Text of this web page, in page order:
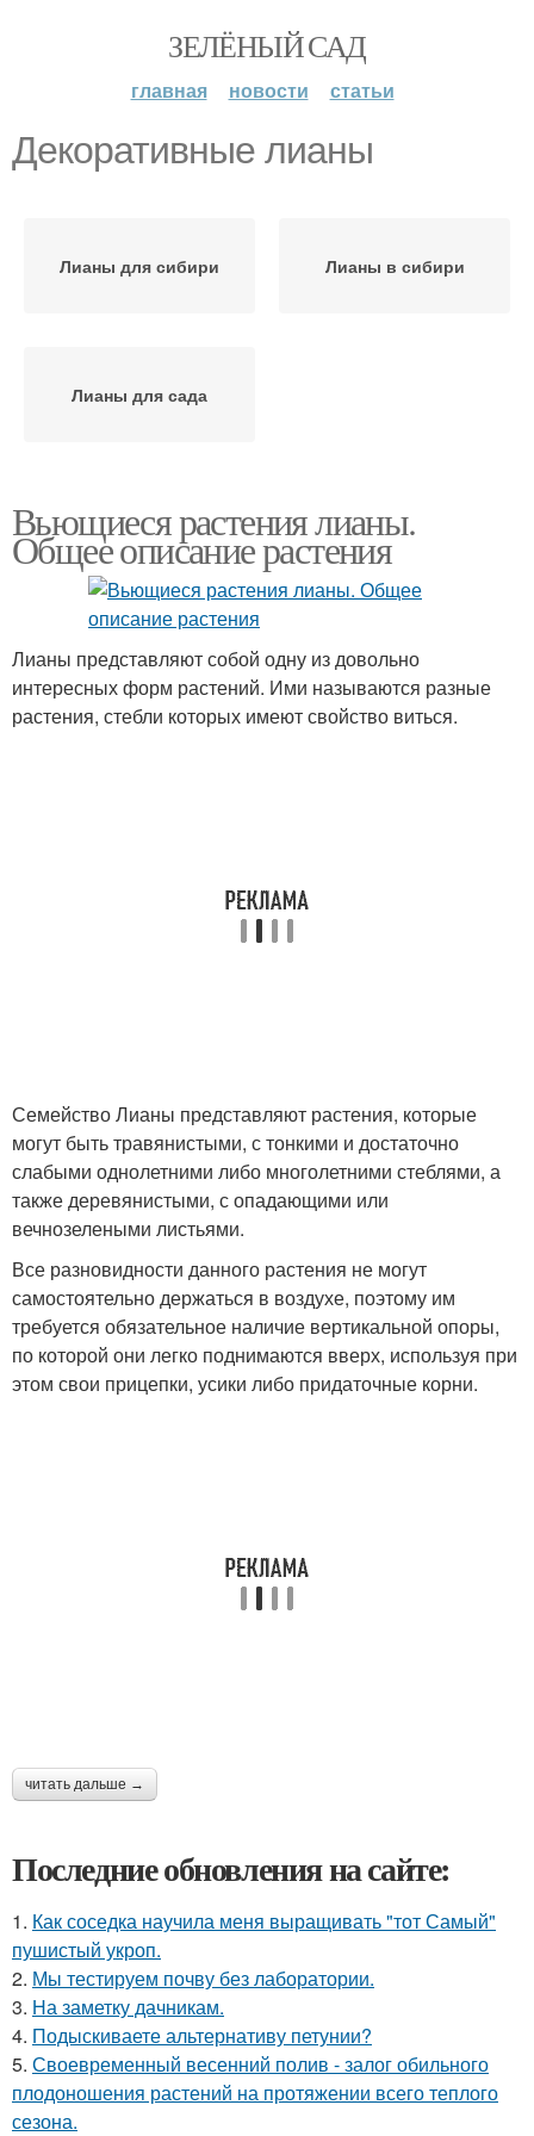
ЗЕЛЁНЫЙ САД
главная новости статьи
Декоративные лианы
Лианы для сибири Лианы в сибири
Лианы для сада
Вьющиеся растения лианы.
Общее описание растения
Лианы представляют собой одну из довольно
интересных форм растений. Ими называются разные
растения, стебли которых имеют свойство виться.
Семейство Лианы представляют растения, которые
могут быть травянистыми, с тонкими и достаточно
слабыми однолетними либо многолетними стеблями, а
также деревянистыми, с опадающими или
вечнозелеными листьями.
Все разновидности данного растения не могут
самостоятельно держаться в воздухе, поэтому им
требуется обязательное наличие вертикальной опоры,
по которой они легко поднимаются вверх, используя при
этом свои прицепки, усики либо придаточные корни.
читать дальше →
Последние обновления на сайте:
1. Как соседка научила меня выращивать "тот Самый"
пушистый укроп.
2. Мы тестируем почву без лаборатории.
3. На заметку дачникам.
4. Подыскиваете альтернативу петунии?
5. Своевременный весенний полив - залог обильного
плодоношения растений на протяжении всего теплого
сезона.